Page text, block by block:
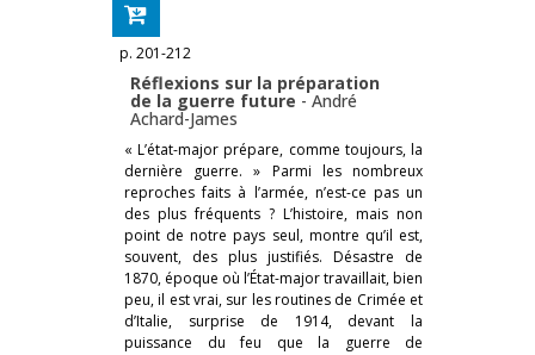
p. 201-212
Réflexions sur la préparation
de la guerre future -André
Achard-James
« L’état-major prépare, comme toujours, la
dernière guerre. » Parmi les nombreux
reproches faits à l’armée, n’est-ce pas un
des plus fréquents ? L’histoire, mais non
point de notre pays seul, montre qu’il est,
souvent, des plus justifiés. Désastre de
1870, époque où l’État-major travaillait, bien
peu, il est vrai, sur les routines de Crimée et
d’Italie, surprise de 1914, devant la
puissance du feu que la guerre de